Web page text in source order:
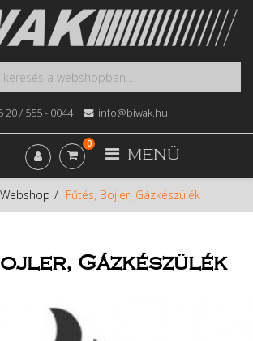
20 / 555 - 0044 info@biwak.hu
MENÜ
0
Webshop Fűtés, Bojler, Gázkészülék
Gázkészülék